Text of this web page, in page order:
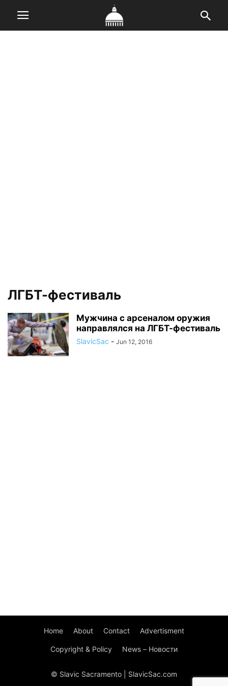
ЛГБТ-фестиваль
Мужчина с арсеналом оружия
направлялся на ЛГБТ-фестиваль
SlavicSac - Jun 12, 2016
Home About Contact Advertisment
Copyright & Policy News – Новости
© Slavic Sacramento | SlavicSac.com